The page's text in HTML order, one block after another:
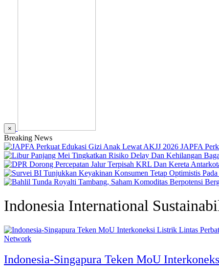
×
Breaking News
JAPFA
Indonesia International
Network
Indonesia-Singapura Teken MoU